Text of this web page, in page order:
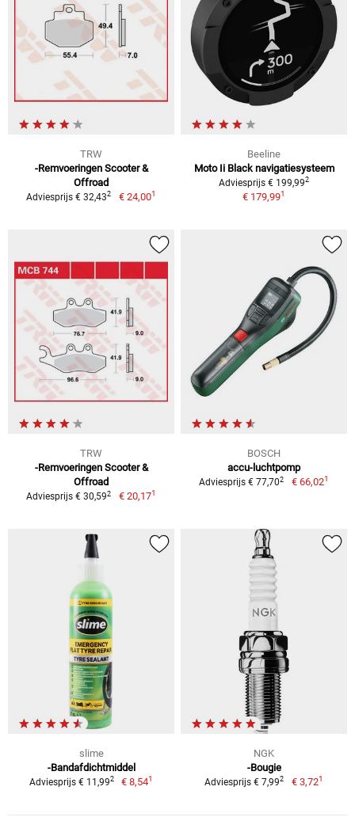
TRW
-Remvoeringen Scooter &
Offroad
Adviesprijs € 32,432 € 24,001
Beeline
Moto Ii Black navigatiesysteem
Adviesprijs € 199,992
€ 179,991
TRW
-Remvoeringen Scooter &
Offroad
Adviesprijs € 30,592 € 20,171
BOSCH
accu-luchtpomp
Adviesprijs € 77,702 € 66,021
slime
-Bandafdichtmiddel
Adviesprijs € 11,992 € 8,541
NGK
-Bougie
Adviesprijs € 7,992 € 3,721